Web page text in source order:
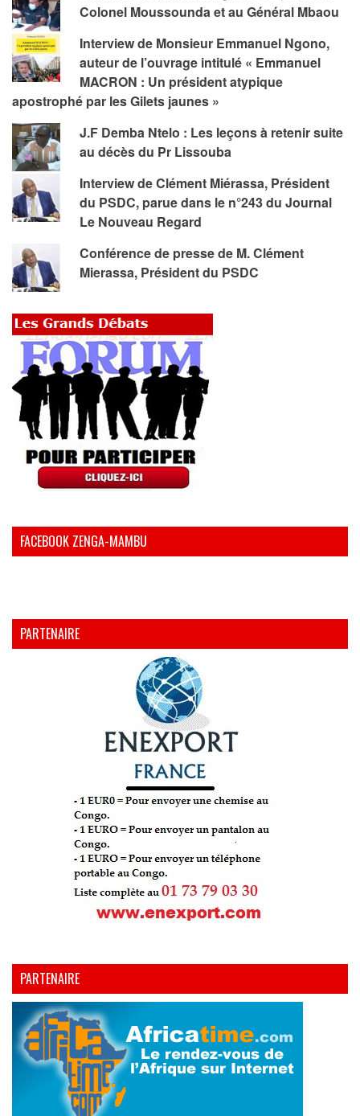
Colonel Moussounda et au Général Mbaou
Interview de Monsieur Emmanuel Ngono,
auteur de l’ouvrage intitulé « Emmanuel
MACRON : Un président atypique
apostrophé par les Gilets jaunes »
J.F Demba Ntelo : Les leçons à retenir suite
au décès du Pr Lissouba
Interview de Clément Miérassa, Président
du PSDC, parue dans le n°243 du Journal
Le Nouveau Regard
Conférence de presse de M. Clément
Mierassa, Président du PSDC
FACEBOOK ZENGA-MAMBU
PARTENAIRE
PARTENAIRE